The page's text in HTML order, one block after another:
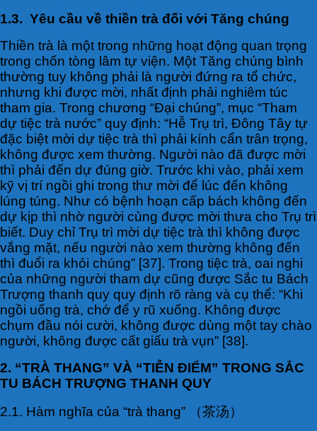
1.3. Yêu cầu về thiền trà đối với Tăng chúng
Thiền trà là một trong những hoạt động quan trọng
trong chốn tòng lâm tự viện. Một Tăng chúng bình
thường tuy không phải là người đứng ra tổ chức,
nhưng khi được mời, nhất định phải nghiêm túc
tham gia. Trong chương “Đại chúng”, mục “Tham
dự tiệc trà nước” quy định: “Hễ Trụ trì, Đông Tây tự
đặc biệt mời dự tiệc trà thì phải kính cẩn trân trọng,
không được xem thường. Người nào đã được mời
thì phải đến dự đúng giờ. Trước khi vào, phải xem
kỹ vị trí ngồi ghi trong thư mời để lúc đến không
lúng túng. Như có bệnh hoạn cấp bách không đến
dự kịp thì nhờ người cùng được mời thưa cho Trụ trì
biết. Duy chỉ Trụ trì mời dự tiệc trà thì không được
vắng mặt, nếu người nào xem thường không đến
thì đuổi ra khỏi chúng” [37]. Trong tiệc trà, oai nghi
của những người tham dự cũng được Sắc tu Bách
Trượng thanh quy quy định rõ ràng và cụ thể: “Khi
ngồi uống trà, chớ để y rũ xuống. Không được
chụm đầu nói cười, không được dùng một tay chào
người, không được cất giấu trà vụn” [38].
2. “TRÀ THANG” VÀ “TIỄN ĐIỂM” TRONG SẮC
TU BÁCH TRƯỢNG THANH QUY
2.1. Hàm nghĩa của “trà thang” （茶汤）